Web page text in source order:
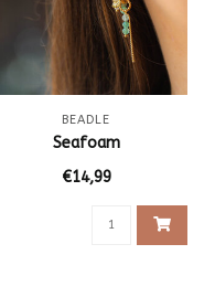
BEADLE
Seafoam
€14,99